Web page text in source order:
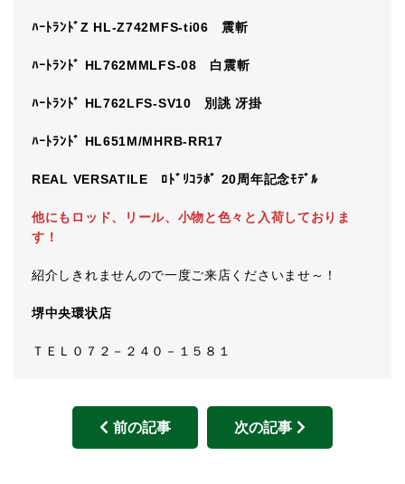
ﾊｰﾄﾗﾝﾄﾞZ HL-Z742MFS-ti06 震斬
ﾊｰﾄﾗﾝﾄﾞ HL762MMLFS-08 白震斬
ﾊｰﾄﾗﾝﾄﾞ HL762LFS-SV10 別誂 冴掛
ﾊｰﾄﾗﾝﾄﾞ HL651M/MHRB-RR17
REAL VERSATILE ﾛﾄﾞﾘｺﾗﾎﾞ 20周年記念ﾓﾃﾞﾙ
他にもロッド、リール、小物と色々と入荷しておりま
す！
紹介しきれませんので一度ご来店くださいませ～！
堺中央環状店
ＴＥＬ０７２－２４０－１５８１
前の記事 次の記事